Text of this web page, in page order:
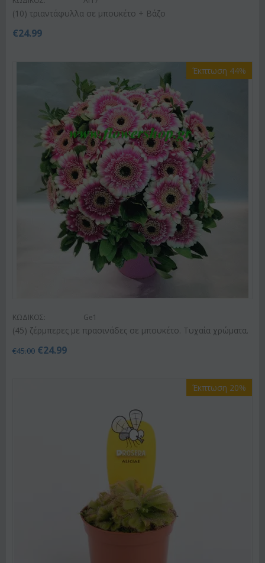
(10) τριαντάφυλλα σε μπουκέτο + Βάζο
€24.99
Έκπτωση 44%
ΚΩΔΙΚΟΣ: Ge1
(45) ζέρμπερες με πρασινάδες σε μπουκέτο. Τυχαία χρώματα.
€45.00 €24.99
Έκπτωση 20%